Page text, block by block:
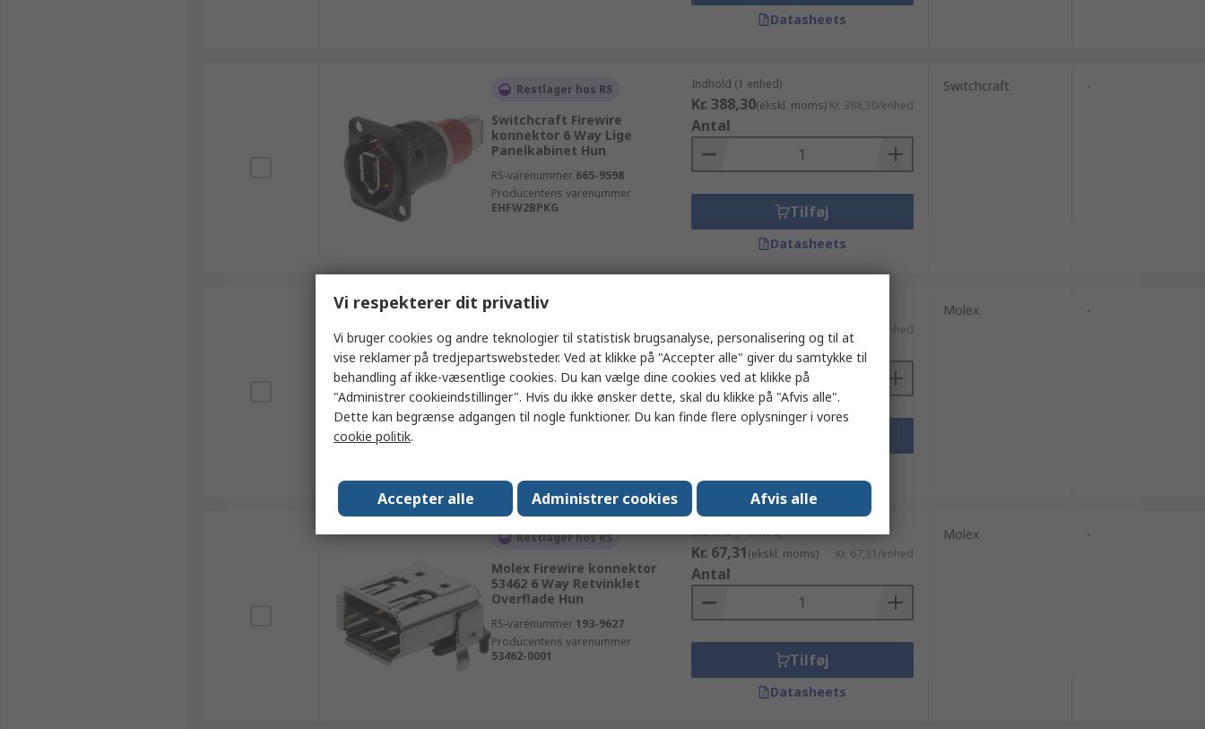
Datasheets
Restlager hos RS
Switchcraft Firewire
konnektor 6 Way Lige
Panelkabinet Hun
RS-varenummer 665-9598
Producentens varenummer
EHFW2BPKG
Indhold (1 enhed)
Kr. 388,30(ekskl. moms) Kr. 388,30/enhed
Antal
Tilføj
Datasheets
Switchcraft -
Kan ikke leveres i øjeblikket
Molex Firewire konnektor
53984 6 Way Retvinklet
Hulmontering Hun
RS-varenummer193-9623
Producentens varenummer
(ekskl. moms) Kr. 35,08/enhed
Antal
Molex -
Restlager hos RS
Molex Firewire konnektor
53462 6 Way Retvinklet
Overflade Hun
RS-varenummer 193-9627
Producentens varenummer
53462-0001
Indhold (1 enhed)
Kr. 67,31 (ekskl. moms) Kr. 67,31/enhed
Antal
Tilføj
Datasheets
Molex -
Vi respekterer dit privatliv
Vi bruger cookies og andre teknologier til statistisk brugsanalyse, personalisering og til at
vise reklamer på tredjepartswebsteder. Ved at klikke på "Accepter alle" giver du samtykke til
behandling af ikke-væsentlige cookies. Du kan vælge dine cookies ved at klikke på
"Administrer cookieindstillinger". Hvis du ikke ønsker dette, skal du klikke på "Afvis alle".
Dette kan begrænse adgangen til nogle funktioner. Du kan finde flere oplysninger i vores
cookie politik.
Accepter alle Administrer cookies Afvis alle